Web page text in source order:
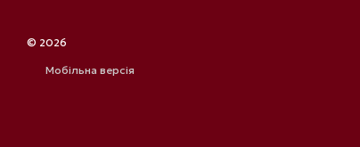
© 2026
Мобільна версія